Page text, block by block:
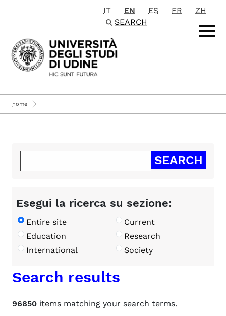
Passa al contenuto principale
IT EN ES FR
ZH
SEARCH
home
Esegui la ricerca su sezione:
Entire site
Current
Education
Research
International
Society
Search results
96850 items matching your search terms.